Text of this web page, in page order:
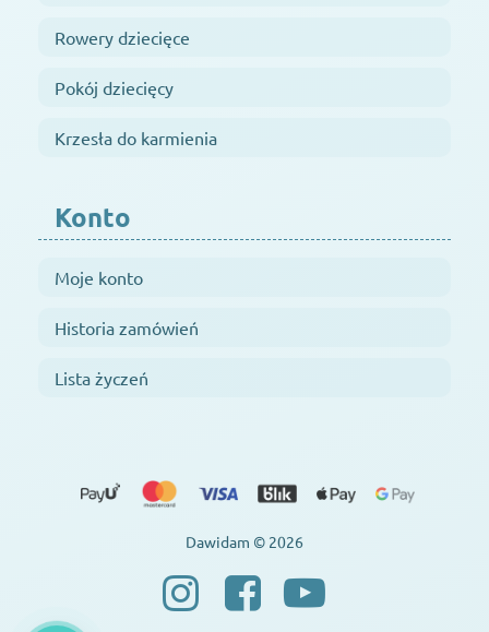
Rowery dziecięce
Pokój dziecięcy
Krzesła do karmienia
Konto
Moje konto
Historia zamówień
Lista życzeń
Dawidam © 2026